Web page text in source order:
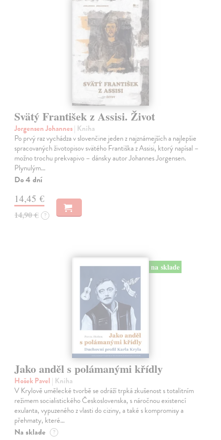
Svätý František z Assisi. Život
Jorgensen Johannes| Kniha
Po prvý raz vychádza v slovenčine jeden z najznámejších a najlepšie
spracovaných životopisov svätého Františka z Assisi, ktorý napísal –
možno trochu prekvapivo – dánsky autor Johannes Jorgensen.
Plynulým…
Do 4 dní
14,45 €
14,90 € ?
na sklade
Jako anděl s polámanými křídly
Hošek Pavel | Kniha
V Krylově umělecké tvorbě se odráží trpká zkušenost s totalitním
režimem socialistického Československa, s náročnou existencí
exulanta, vypuzeného z vlasti do ciziny, a také s kompromisy a
přehmaty, které…
Na sklade ?